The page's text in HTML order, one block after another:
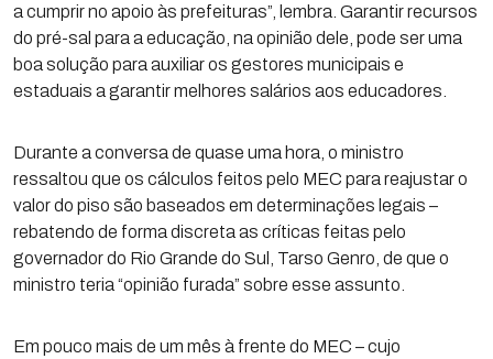
a cumprir no apoio às prefeituras”, lembra. Garantir recursos
do pré-sal para a educação, na opinião dele, pode ser uma
boa solução para auxiliar os gestores municipais e
estaduais a garantir melhores salários aos educadores.
Durante a conversa de quase uma hora, o ministro
ressaltou que os cálculos feitos pelo MEC para reajustar o
valor do piso são baseados em determinações legais –
rebatendo de forma discreta as críticas feitas pelo
governador do Rio Grande do Sul, Tarso Genro, de que o
ministro teria “opinião furada” sobre esse assunto.
Em pouco mais de um mês à frente do MEC – cujo